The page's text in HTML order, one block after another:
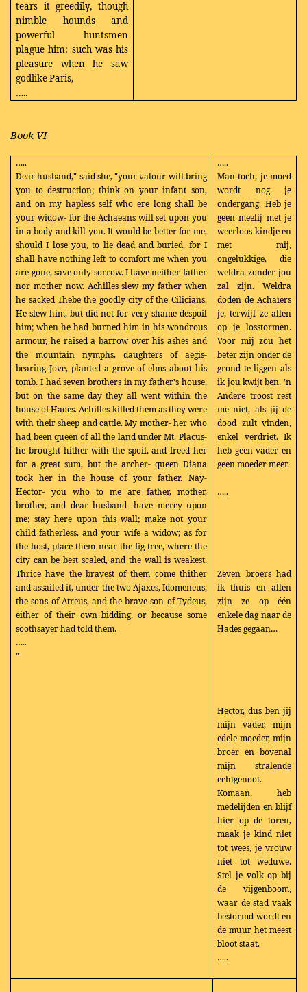
tears it greedily, though
nimble hounds and
powerful huntsmen
plague him: such was his
pleasure when he saw
godlike Paris,
…..
Book VI
…..
Dear husband," said she, "your valour will bring
you to destruction; think on your infant son,
and on my hapless self who ere long shall be
your widow- for the Achaeans will set upon you
in a body and kill you. It would be better for me,
should I lose you, to lie dead and buried, for I
shall have nothing left to comfort me when you
are gone, save only sorrow. I have neither father
nor mother now. Achilles slew my father when
he sacked Thebe the goodly city of the Cilicians.
He slew him, but did not for very shame despoil
him; when he had burned him in his wondrous
armour, he raised a barrow over his ashes and
the mountain nymphs, daughters of aegis-
bearing Jove, planted a grove of elms about his
tomb. I had seven brothers in my father's house,
but on the same day they all went within the
house of Hades. Achilles killed them as they were
with their sheep and cattle. My mother- her who
had been queen of all the land under Mt. Placus-
he brought hither with the spoil, and freed her
for a great sum, but the archer- queen Diana
took her in the house of your father. Nay-
Hector- you who to me are father, mother,
brother, and dear husband- have mercy upon
me; stay here upon this wall; make not your
child fatherless, and your wife a widow; as for
the host, place them near the fig-tree, where the
city can be best scaled, and the wall is weakest.
Thrice have the bravest of them come thither
and assailed it, under the two Ajaxes, Idomeneus,
the sons of Atreus, and the brave son of Tydeus,
either of their own bidding, or because some
soothsayer had told them.
…..
"
…..
Man toch, je moed
wordt nog je
ondergang. Heb je
geen meelij met je
weerloos kindje en
met mij,
ongelukkige, die
weldra zonder jou
zal zijn. Weldra
doden de Achaïers
je, terwijl ze allen
op je losstormen.
Voor mij zou het
beter zijn onder de
grond te liggen als
ik jou kwijt ben. ’n
Andere troost rest
me niet, als jij de
dood zult vinden,
enkel verdriet. Ik
heb geen vader en
geen moeder meer.
…..
Zeven broers had
ik thuis en allen
zijn ze op één
enkele dag naar de
Hades gegaan…
Hector, dus ben jij
mijn vader, mijn
edele moeder, mijn
broer en bovenal
mijn stralende
echtgenoot.
Komaan, heb
medelijden en blijf
hier op de toren,
maak je kind niet
tot wees, je vrouw
niet tot weduwe.
Stel je volk op bij
de vijgenboom,
waar de stad vaak
bestormd wordt en
de muur het meest
bloot staat.
…..